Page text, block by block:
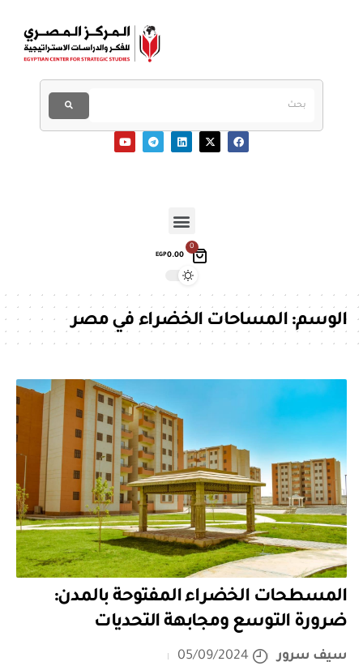
0
EGP0.00
الوسم:المساحات الخضراء في مصر
المسطحات الخضراء المفتوحة بالمدن:
ضرورة التوسع ومجابهة التحديات
سيف سرور
05/09/2024